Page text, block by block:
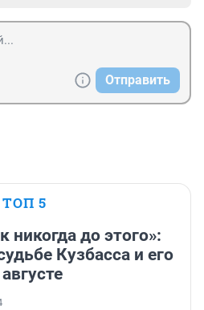
Отправить
ТОП 5
никогда до этого»:
Кузбасса и его